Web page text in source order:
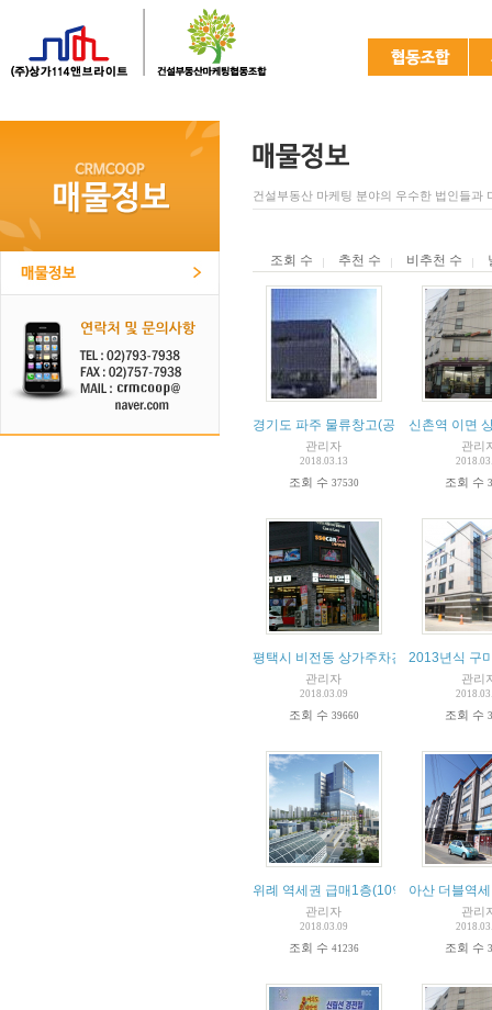
건설부동산 마케팅 분야의 우수한 법인들과
조회 수 추천 수 비추천 수
경기도 파주 물류창고(공장)급매
관리자
2018.03.13
조회 수 37530
신촌역 이면
관리
조회 수
평택시 비전동 상가주차건물 매매임
관리자
2018.03.09
조회 수 39660
2013년식 구
관리
조회 수
위례 역세권 급매1층(10억대)
관리자
2018.03.09
조회 수 41236
아산 더블역
관리
조회 수